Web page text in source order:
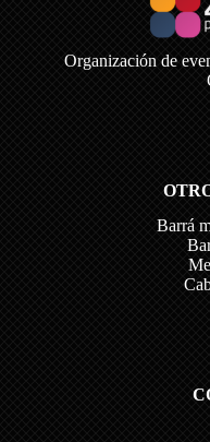
Organización de
Barrá